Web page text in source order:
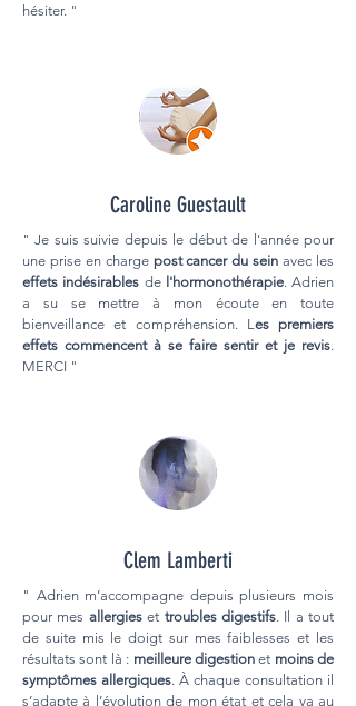
hésiter. "
Caroline Guestault
" Je suis suivie depuis le début de l'année pour
une prise en charge post cancer du sein avec les
effets indésirables de l'hormonothérapie. Adrien
a su se mettre à mon écoute en toute
bienveillance et compréhension. Les premiers
effets commencent à se faire sentir et je revis.
MERCI "
Clem Lamberti
" Adrien m’accompagne depuis plusieurs mois
pour mes allergieset troubles digestifs. Il a tout
de suite mis le doigt sur mes faiblesses et les
résultats sont là : meilleure digestionet moins de
symptômes allergiques. À chaque consultation il
s’adapte à l’évolution de mon état et cela va au